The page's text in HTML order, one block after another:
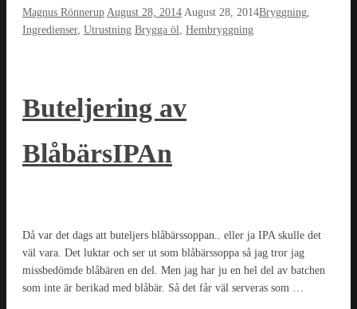
Magnus Rönnerup August 28, 2014 August 28, 2014Bryggning
Ingredienser, Utrustning Brygga öl Hembryggning
Buteljering av
BlåbärsIPAn
Då var det dags att buteljers blåbärssoppan.. eller ja IPA skulle det
väl vara. Det luktar och ser ut som blåbärssoppa så jag tror jag
missbedömde blåbären en del. Men jag har ju en hel del av batchen
som inte är berikad med blåbär. Så det får väl serveras som …